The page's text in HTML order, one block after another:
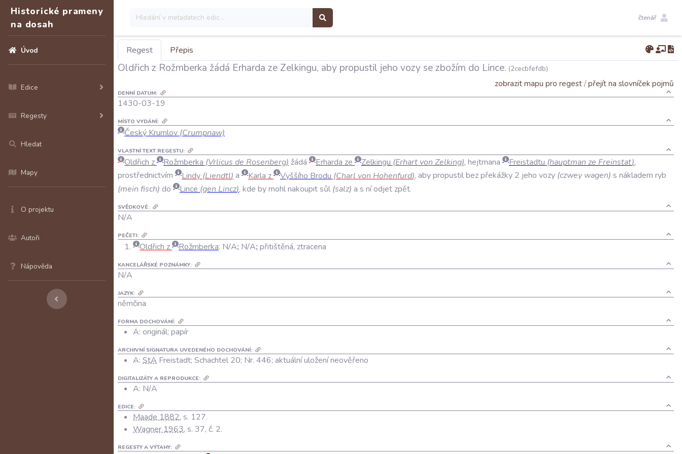
Historické prameny
na dosah
Úvod
Edice
Regesty
Hledat
Mapy
O projektu
Autoři
Nápověda
čtenář
Regest Přepis
Oldřich z Rožmberka žádá Erharda ze Zelkingu, aby propustil jeho vozy se zbožím do Lince. (2cecbfefdb)
zobrazit mapu pro regest/přejít na slovníček pojmů
DENNÍ DATUM:
1430-03-19
MÍSTO VYDÁNÍ:
Český Krumlov (Crumpnaw)
VLASTNÍ TEXT REGESTU:
Oldřich z Rožmberka (Vrlicus de Rosenberg) žádá Erharda ze Zelkingu (Erhart von Zelking), hejtmana Freistadtu (hauptman ze Freinstat),
prostřednictvím
Lindy (Liendtl) a Karla z Vyššího Brodu (Charl von Hohenfurd), abypropustilbezpřekážky 2 jeho vozy (czwey wagen) s nákladem ryb
(mein fisch) do Lince (gen Lincz), kde bymohlnakoupitsůl (salz) a s níodjet zpět.
SVĚDKOVÉ:
N/A
PEČETI:
Oldřich z Rožmberka: N/A; N/A; přitištěná, ztracena
KANCELÁŘSKÉ POZNÁMKY:
N/A
JAZYK:
němčina
FORMA DOCHOVÁNÍ:
A: originál; papír
ARCHIVNÍ SIGNATURA UVEDENÉHO DOCHOVÁNÍ:
A: StA Freistadt; Schachtel 20; Nr. 446; aktuální uložení neověřeno
DIGITALIZÁTY A REPRODUKCE:
A: N/A
EDICE:
Maade 1882, s. 127.
Wagner 1963, s. 37, č. 2.
REGESTY A VÝTAHY: